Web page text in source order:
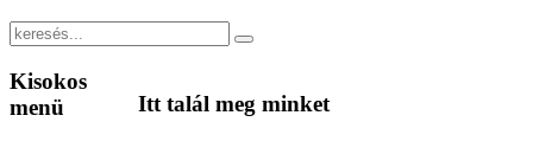
Itt talál meg minket
Kisokos
menü